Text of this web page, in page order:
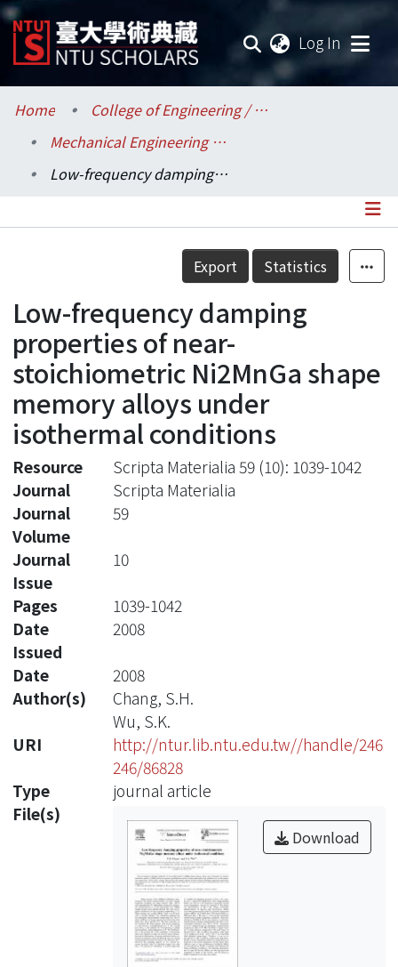
Log In
Communities & Collections
Research Outputs
Statistics
Home
College of Engineering / 工學院
Mechanical Engineering / 機械工程學系
Low-frequency damping properties of near-stoichiometric Ni2MnGa shape memory alloys under isothermal conditions
Details
Export Statistics
Low-frequency damping
properties of near-
stoichiometric Ni2MnGa shape
memory alloys under
isothermal conditions
Resource
Scripta Materialia 59 (10): 1039-1042
Journal
Scripta Materialia
Journal
Volume
59
Journal
Issue
10
Pages
1039-1042
Date
Issued
2008
Date
2008
Author(s)
Chang, S.H.
Wu, S.K.
URI
http://ntur.lib.ntu.edu.tw//handle/246
246/86828
Type
journal article
File(s)
Download